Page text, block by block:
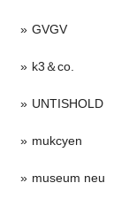
GVGV
k3＆co.
UNTISHOLD
mukcyen
museum neu